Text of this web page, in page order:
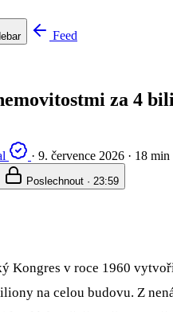
Feed
za 4
· 9. července 2026 · 18 min
Poslechnout · 23:59
Kongres v roce 1960
na celou budovu. Z